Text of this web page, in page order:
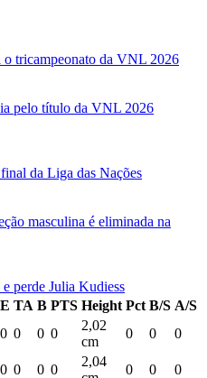
tricampeonato da VNL 2026
pelo título da VNL 2026
da Liga das Nações
masculina é eliminada na
perde Julia Kudiess
E TA B PTS Height Pct B/S A/S
0 0 0 0
2,02
cm
0 0 0
0 0 0 0
2,04
0 0 0